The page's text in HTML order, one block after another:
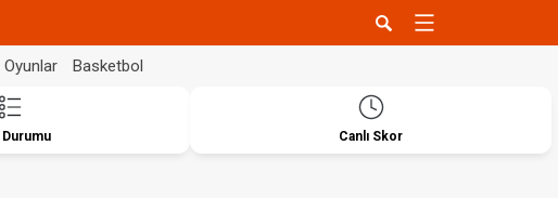
Basketbol
Durumu Canlı Skor